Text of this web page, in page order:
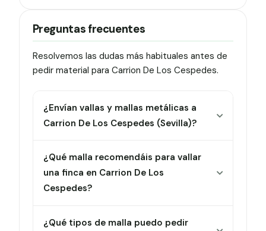
Preguntas frecuentes
Resolvemos las dudas más habituales antes de
pedir material para Carrion De Los Cespedes.
¿Envían vallas y mallas metálicas a
Carrion De Los Cespedes (Sevilla)?
¿Qué malla recomendáis para vallar
una finca en Carrion De Los
Cespedes?
¿Qué tipos de malla puedo pedir